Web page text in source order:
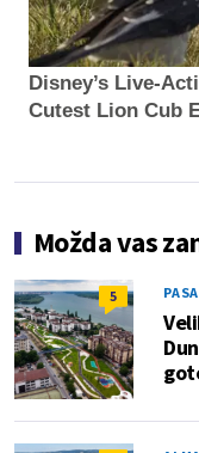
Disney’s Live-
Cutest Lion Cub
Možda vas
5